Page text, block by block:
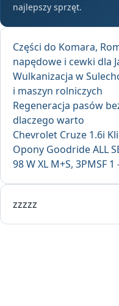
najlepszy sprzęt.
Części do Komara,
napędowe i cewki dla
Wulkanizacja w
i maszyn rolniczych
Regeneracja pasów
dlaczego warto
Chevrolet Cruze 1.6i
Opony Goodride ALL
98 W XL M+S, 3PMSF 1
zzzzz